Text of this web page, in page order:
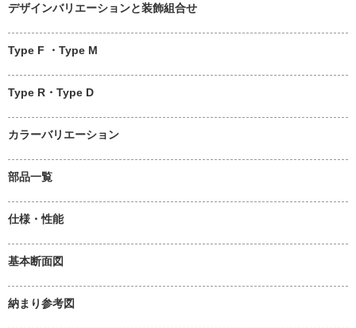
デザインバリエーションと装飾組合せ
Type F ・Type M
Type R・Type D
カラーバリエーション
部品一覧
仕様・性能
基本断面図
納まり参考図